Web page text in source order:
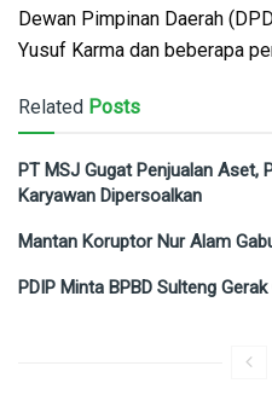
Dewan Pimpinan Daerah
Yusuf Karma dan beberapa
Related Posts
PT MSJ Gugat Penjualan Aset,
Karyawan Dipersoalkan
Mantan Koruptor Nur Alam
PDIP Minta BPBD Sulteng